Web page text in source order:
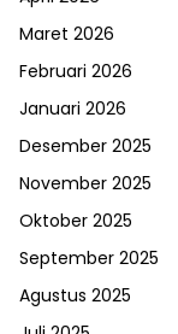
Maret 2026
Februari 2026
Januari 2026
Desember 2025
November 2025
Oktober 2025
September 2025
Agustus 2025